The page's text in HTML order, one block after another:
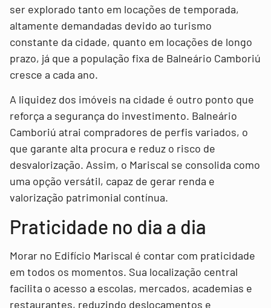
ser explorado tanto em locações de temporada,
altamente demandadas devido ao turismo
constante da cidade, quanto em locações de longo
prazo, já que a população fixa de Balneário Camboriú
cresce a cada ano.
A liquidez dos imóveis na cidade é outro ponto que
reforça a segurança do investimento. Balneário
Camboriú atrai compradores de perfis variados, o
que garante alta procura e reduz o risco de
desvalorização. Assim, o Mariscal se consolida como
uma opção versátil, capaz de gerar renda e
valorização patrimonial contínua.
Praticidade no dia a dia
Morar no Edifício Mariscal é contar com praticidade
em todos os momentos. Sua localização central
facilita o acesso a escolas, mercados, academias e
restaurantes, reduzindo deslocamentos e